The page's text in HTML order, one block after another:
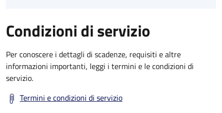
Condizioni di servizio
Per conoscere i dettagli di scadenze, requisiti e altre
informazioni importanti, leggi i termini e le condizioni di
servizio.
Termini e condizioni di servizio